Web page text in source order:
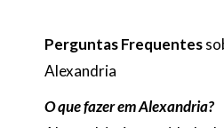
Perguntas Frequentes
Alexandria
O que fazer em Alexandria?